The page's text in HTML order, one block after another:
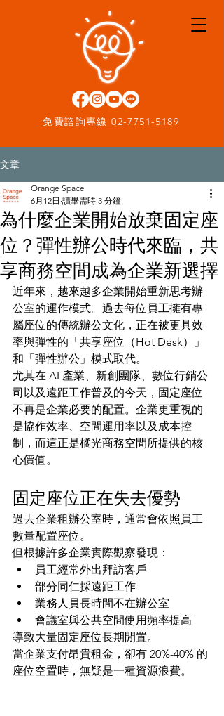
免費諮詢專線 02-7751-5189
文章
為什麼企業開始放棄固定座
位？彈性辦公時代來臨，共
享商務空間成為企業新選擇
Orange Space
6月12日 讀畢需時 3 分鐘
近年來，越來越多企業開始重新思考辦
公室的運作模式。過去每位員工擁有專
屬座位的傳統辦公文化，正在被更具效
率與彈性的「共享座位（Hot Desk）」
和「彈性辦公」模式取代。
尤其在 AI 產業、新創團隊、數位行銷公
司以及遠距工作普及的今天，固定座位
不再是企業必要的配置。企業更重視的
是協作效率、空間運用率以及成本控
制，而這正是橘光商務空間所提供的核
心價值。
固定座位正在失去優勢
過去企業租辦公室時，通常會依照員工
數量配置座位。
但根據許多企業實際觀察發現：
員工經常外出拜訪客戶
部分同仁採遠距工作
業務人員長時間不在辦公室
會議室與公共空間使用頻率提高
導致大量固定座位長期閒置。
當企業支付昂貴租金，卻有 20%-40% 的
座位空置時，無疑是一種資源浪費。